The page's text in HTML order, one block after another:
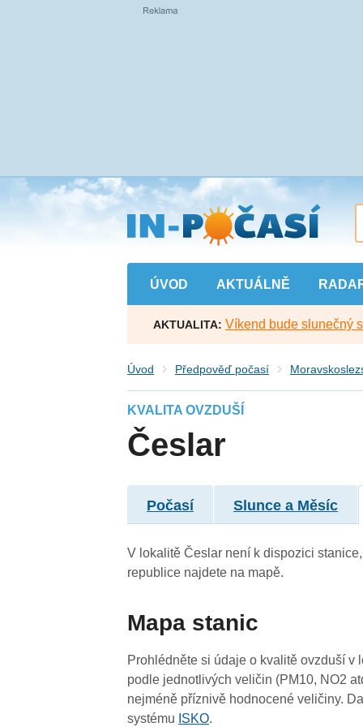
Přejít
na
hlavní
obsah
ÚVOD AKTUÁLNĚ
AKTUALITA: Víkend bude slunečný
Úvod Předpověď počasí
KVALITA OVZDUŠÍ
Česlar
Počasí Slunce a Měsíc
V lokalitě Česlar není k dispozici
republice najdete na mapě.
Mapa stanic
Prohlédněte si údaje o kvalitě ovzduší
podle jednotlivých veličin (PM10, NO2
nejméně příznivě hodnocené veličiny.
systému ISKO.